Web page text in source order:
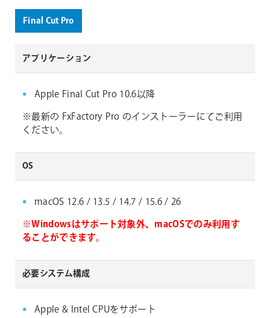
Final Cut Pro
アプリケーション
Apple Final Cut Pro 10.6以降
※最新の FxFactory Pro のインストーラーにてご利用
ください。
OS
macOS 12.6 / 13.5 / 14.7 / 15.6 / 26
※Windowsはサポート対象外、macOSでのみ利用す
ることができます。
必要システム構成
Apple & Intel CPUをサポート